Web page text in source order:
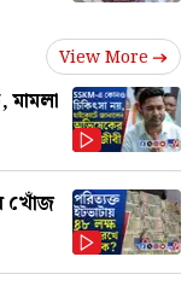
View More
খোঁজ